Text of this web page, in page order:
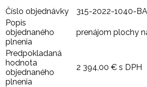
Číslo objednávky
315-2022-1040-BA
Popis
objednaného
plnenia
prenájom plochy
Predpokladaná
hodnota
objednaného
plnenia
2 394,00 € s DPH